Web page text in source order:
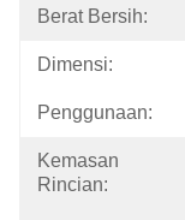
Berat Bersih:
Dimensi:
Penggunaan:
Kemasan
Rincian: